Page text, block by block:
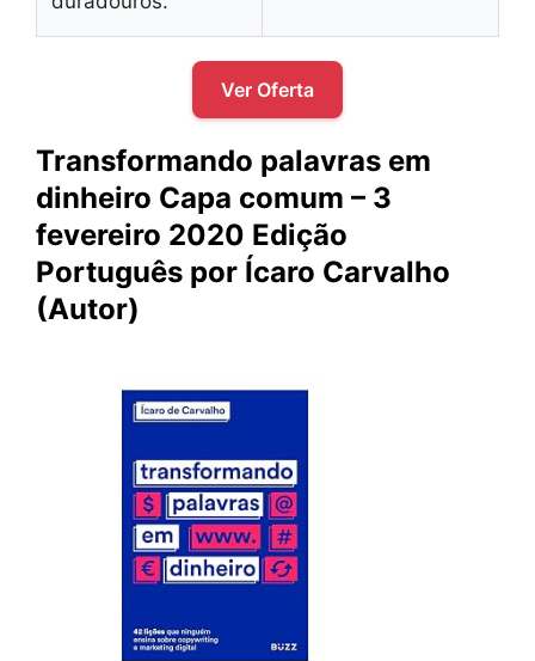
Ver Oferta
Transformando palavras em
dinheiro Capa comum – 3
fevereiro 2020 Edição
Português por Ícaro Carvalho
(Autor)